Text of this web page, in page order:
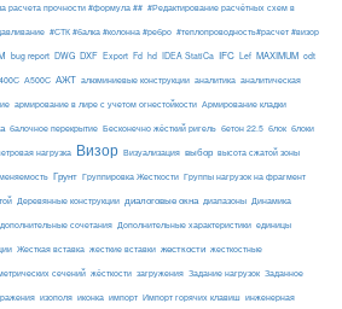
прочности #формула ## #Редактирование расчётных схем в
#СТК #балка #колонна #ребро #теплопроводность#расчет #визор
bug report DWG DXF Export Fd hd IDEA StatiCa IFC Lef MAXIMUM odt
А500С АЖТ алюминиевые конструкции аналитика аналитическая
армирование в лире с учетом огнестойкости Армирование кладки
балочное перекрытие Бесконечно жёсткий ригель бетон 22.5 блок блоки
нагрузка Визор Визуализация выбор высота сжатой зоны
Грунт Группировка Жесткости Группы нагрузок на фрагмент
Деревянные конструкции диалоговые окна диапазоны Динамика
дополнительные сочетания Дополнительные характеристики единицы
Жесткая вставка жесткие вставки жесткости жесткостные
сечений жёсткости загружения Задание нагрузок Заданное
изополя иконка импорт Импорт горячих клавиш инженерная